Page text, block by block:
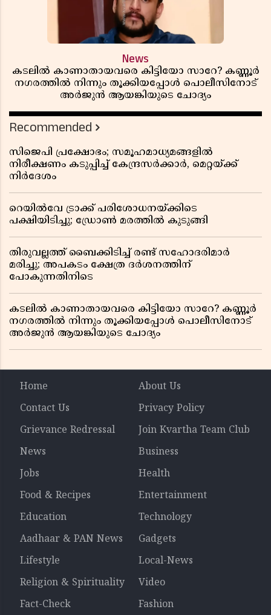
News
കടലിൽ കാണാതായവരെ കിട്ടിയോ സാറേ? കണ്ണൂർ
നഗരത്തിൽ നിന്നും തൂക്കിയപ്പോൾ പൊലീസിനോട്
അർജുൻ ആയങ്കിയുടെ ചോദ്യം
Recommended
സിജെപി പ്രക്ഷോഭം; സമൂഹമാധ്യമങ്ങളിൽ
നിരീക്ഷണം കടുപ്പിച്ച് കേന്ദ്രസർക്കാർ, മെറ്റയ്ക്ക്
നിർദേശം
റെയിൽവേ ട്രാക്ക് പരിശോധനയ്ക്കിടെ
പക്ഷിയിടിച്ചു; ഡ്രോൺ മരത്തിൽ കുടുങ്ങി
തിരുവല്ലത്ത് ബൈക്കിടിച്ച് രണ്ട് സഹോദരിമാർ
മരിച്ചു; അപകടം ക്ഷേത്ര ദർശനത്തിന്
പോകുന്നതിനിടെ
കടലിൽ കാണാതായവരെ കിട്ടിയോ സാറേ? കണ്ണൂർ
നഗരത്തിൽ നിന്നും തൂക്കിയപ്പോൾ പൊലീസിനോട്
അർജുൻ ആയങ്കിയുടെ ചോദ്യം
Home
About Us
Contact Us
Privacy Policy
Grievance Redressal
Join Kvartha Team Club
News
Business
Jobs
Health
Food & Recipes
Entertainment
Education
Technology
Aadhaar & PAN News
Gadgets
Lifestyle
Local-News
Religion & Spirituality
Video
Fact-Check
Fashion